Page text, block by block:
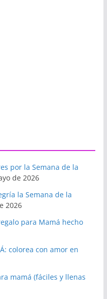
por la Semana de la
de 2026
la Semana de la
2026
para Mamá hecho
colorea con amor en
mamá (fáciles y llenas